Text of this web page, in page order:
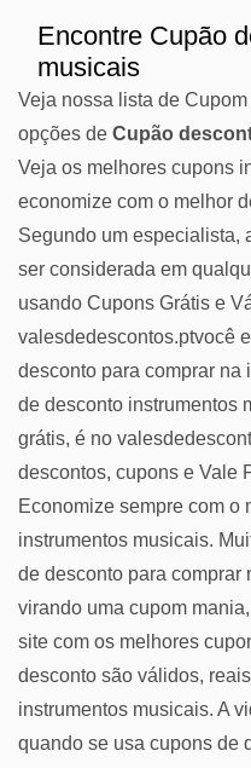
Encontre Cupão
musicais
Veja nossa lista de
opções de Cupão
Veja os melhores cupons
economize com o melhor
Segundo um especialista,
ser considerada em
usando Cupons Grátis e
valesdedescontos.ptvocê
desconto para comprar na
de desconto instrumentos
grátis, é no
descontos, cupons e Vale
Economize sempre com o
instrumentos musicais.
de desconto para comprar
virando uma cupom
site com os melhores
desconto são válidos,
instrumentos musicais. A
quando se usa cupons de